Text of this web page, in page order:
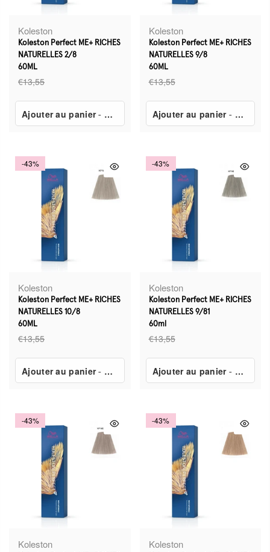
Koleston
Koleston Perfect ME+ RICHES
NATURELLES 2/8
60ML
€13,55
Ajouter au panier- €7,80
Koleston
Koleston Perfect ME+ RICHES
NATURELLES 9/8
60ML
€13,55
Ajouter au panier- €7,80
-43%
Koleston
Koleston Perfect ME+ RICHES
NATURELLES 10/8
60ML
€13,55
Ajouter au panier- €7,80
-43%
Koleston
Koleston Perfect ME+ RICHES
NATURELLES 9/81
60ml
€13,55
Ajouter au panier- €7,80
-43%
Koleston
-43%
Koleston